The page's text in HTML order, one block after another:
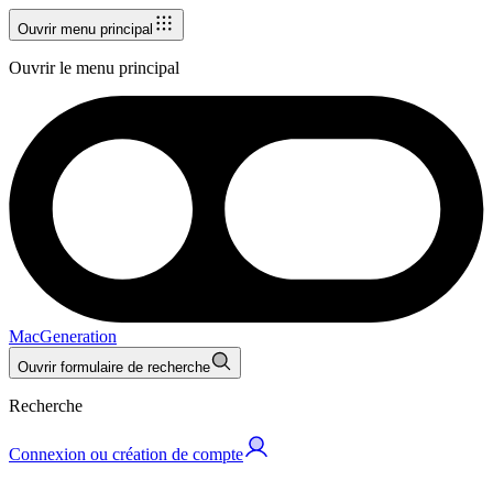
Ouvrir menu principal
Ouvrir le menu principal
MacGeneration
Ouvrir formulaire de recherche
Recherche
Connexion ou création de compte